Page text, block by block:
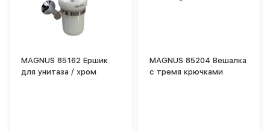
MAGNUS 85162 Ершик
для унитаза / хром
MAGNUS 85204 Вешалка
с тремя крючками